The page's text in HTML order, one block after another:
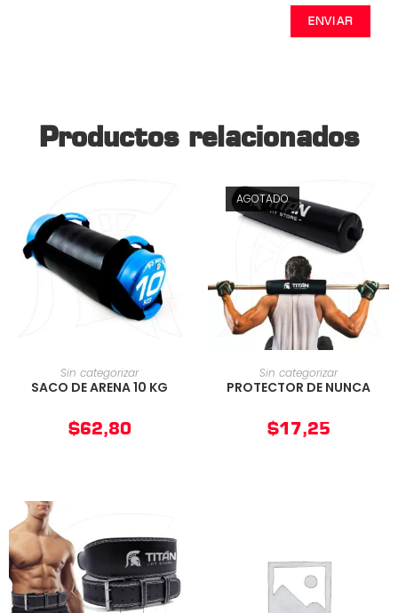
Productos relacionados
AÑADIR AL CARRITO
Sin categorizar
SACO DE ARENA 10 KG
$62,80
AGOTADO
AÑADIR AL CARRITO
Sin categorizar
PROTECTOR DE NUNCA
$17,25